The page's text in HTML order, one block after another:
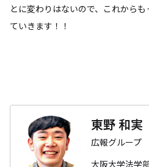
とに変わりはないので、これから
ていきます！！
東野 和実
広報グループ
大阪大学法学